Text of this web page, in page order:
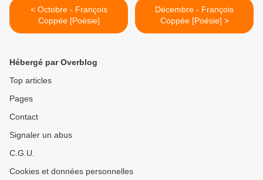
< Octobre - François
Coppée [Poésie]
Décembre - François
Coppée [Poésie] >
Hébergé par Overblog
Top articles
Pages
Contact
Signaler un abus
C.G.U.
Cookies et données personnelles